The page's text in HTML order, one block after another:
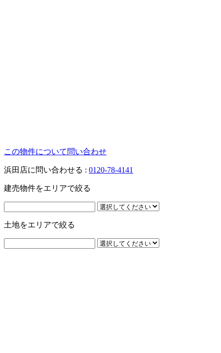
この物件について問い合わせ
浜田店に問い合わせる : 0120-78-4141
建売物件をエリアで絞る
土地をエリアで絞る